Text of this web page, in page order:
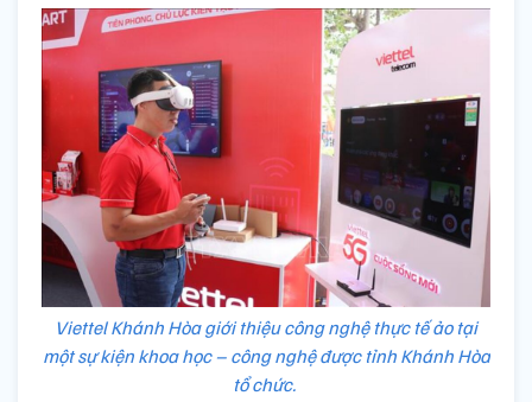
Viettel Khánh Hòa giới thiệu công nghệ thực tế ảo tại
một sự kiện khoa học – công nghệ được tỉnh Khánh Hòa
tổ chức.